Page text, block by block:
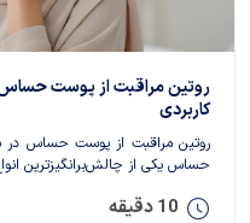
کاربردی
حساس یکی از چالش‌برانگیزترین
10 دقیقه